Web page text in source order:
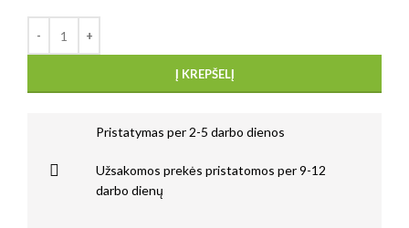
Į KREPŠELĮ
Pristatymas per 2-5 darbo dienos
Užsakomos prekės pristatomos per 9-12
darbo dienų